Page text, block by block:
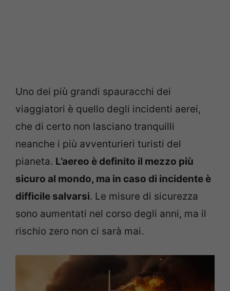
Uno dei più grandi spauracchi dei
viaggiatori è quello degli incidenti aerei,
che di certo non lasciano tranquilli
neanche i più avventurieri turisti del
pianeta. L’aereo è definito il mezzo più
sicuro al mondo, ma in caso di incidente è
difficile salvarsi. Le misure di sicurezza
sono aumentati nel corso degli anni, ma il
rischio zero non ci sarà mai.